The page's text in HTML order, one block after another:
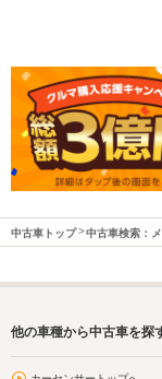
中古車トップ 中古車検索：
他の車種から中古車を探